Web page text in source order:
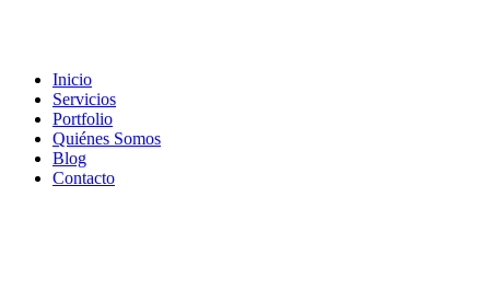
Inicio
Servicios
Portfolio
Quiénes Somos
Blog
Contacto